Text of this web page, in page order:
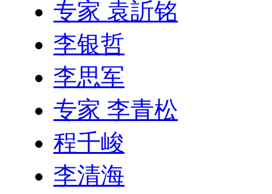
专家 袁訢铭
李银哲
李思军
专家 李青松
程千峻
李清海